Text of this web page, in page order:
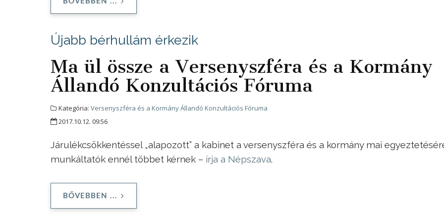
Újabb bérhullám érkezik
Ma ül össze a Versenyszféra és a Kormány
Állandó Konzultációs Fóruma
Kategória: Versenyszféra és a Kormány Állandó Konzultációs Fóruma
2017.10.12. 09:56
Járulékcsökkentéssel „alapozott” a kabinet a versenyszféra és a kormány mai
munkáltatók ennél többet kérnek – írja a Népszava.
BŐVEBBEN ...